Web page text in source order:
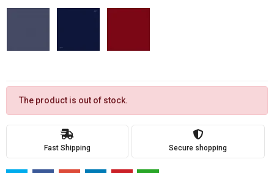
The product is out of stock.
Fast Shipping Secure shopping